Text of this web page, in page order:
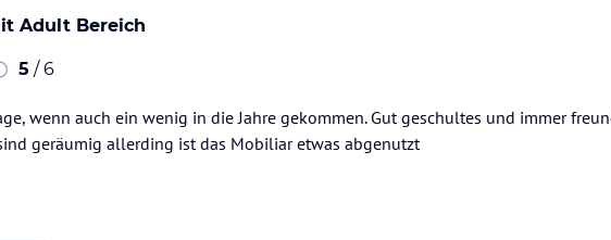
Adult Bereich
5 / 6
wenn auch ein wenig in die Jahre gekommen. Gut geschultes und immer
geräumig allerding ist das Mobiliar etwas abgenutzt